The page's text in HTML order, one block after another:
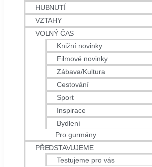
HUBNUTÍ
VZTAHY
VOLNÝ ČAS
Knižní novinky
Filmové novinky
Zábava/Kultura
Cestování
Sport
Inspirace
Bydlení
Pro gurmány
PŘEDSTAVUJEME
Testujeme pro vás